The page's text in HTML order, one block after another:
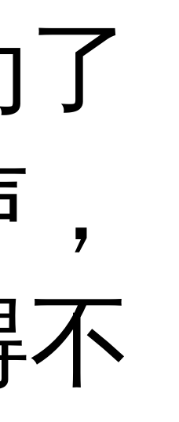
不